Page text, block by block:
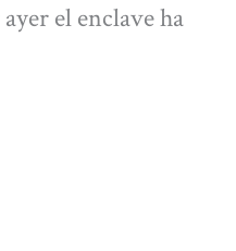
el enclave ha